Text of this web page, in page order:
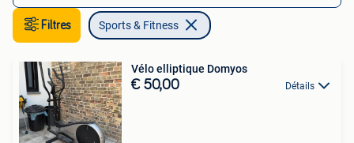
Filtres Sports & Fitness
Vélo elliptique Domyos
€ 50,00 Détails